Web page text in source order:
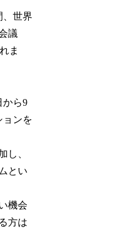
、世界
議
ま
から9
ョンを
し、
とい
機会
方は